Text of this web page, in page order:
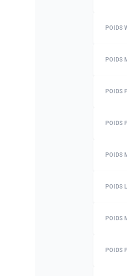
POIDS
POIDS
POIDS
POIDS
POIDS
POIDS
POIDS
POIDS